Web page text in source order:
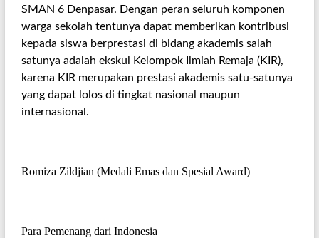
SMAN 6 Denpasar. Dengan peran seluruh komponen
warga sekolah tentunya dapat memberikan kontribusi
kepada siswa berprestasi di bidang akademis salah
satunya adalah ekskul Kelompok Ilmiah Remaja (KIR),
karena KIR merupakan prestasi akademis satu-satunya
yang dapat lolos di tingkat nasional maupun
internasional.
Romiza Zildjian (Medali Emas dan Spesial Award)
Para Pemenang dari Indonesia